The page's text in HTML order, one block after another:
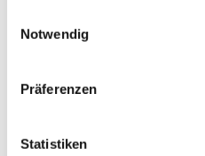
Notwendig
Präferenzen
Statistiken